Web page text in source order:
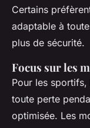
Certains
adaptable à
plus de sécurité.
Focus sur les
Pour les sportifs,
toute perte
optimisée. Les